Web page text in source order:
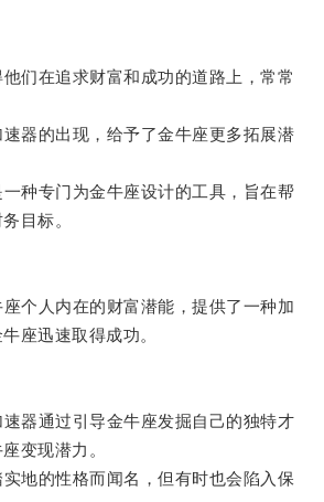
在追求财富和成功的道路上，常常
的出现，给予了金牛座更多拓展潜
专门为金牛座设计的工具，旨在帮
目标。
人内在的财富潜能，提供了一种加
座迅速取得成功。
通过引导金牛座发掘自己的独特才
变现潜力。
的性格而闻名，但有时也会陷入保